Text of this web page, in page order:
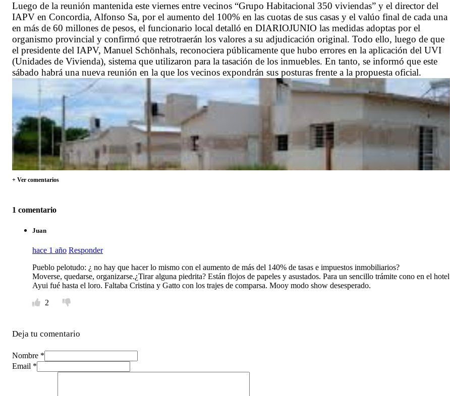
Luego de la reunión mantenida este viernes entre vecinos “Grupo Habitacional 350 viviendas” y el director del
IAPV en Concordia, Alfonso Sa, por el aumento del 100% en las cuotas de sus casas y el valúo final de cada una
en más de 60 millones de pesos, el funcionario local detalló en DIARIOJUNIO las medidas adoptas por el
organismo provincial y confirmó que retrotraerán los valores a su adjudicación original. Todo ello, luego de que
el presidente del IAPV, Manuel Schönhals, reconociera públicamente que hubo errores en la aplicación del UVI
(Unidades de Vivienda), sistema que utilizaron para la tasación de los inmuebles. En tanto, se informó que este
sábado habrá una nueva reunión en la que los vecinos expondrán sus posturas frente a la propuesta oficial.
+ Ver comentarios
1 comentario
Juan
hace 1 año Responder
Pueblo pelotudo: ¿ no hay que hacer lo mismo con el aumento de más del 140% de tasas e impuestos inmobiliarios?
Moverse, quedarse, organizarse.¿Tirar alguna piedrita? Están flojos de papeles y asustados. Para un sencillo trámite cono en el hotel
Ayui fué hasta el loro. Faltaba Cristina y Gatto con los trajes de comparsa. Mooy modo show desesperado.
2
Deja tu comentario
Nombre *
Email *